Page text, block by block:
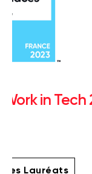
in Tech
les Lauréats